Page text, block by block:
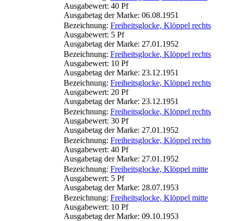
Ausgabewert: 40 Pf
Ausgabetag der Marke: 06.08.1951
Bezeichnung: Freiheitsglocke, Klöppel rechts
Ausgabewert: 5 Pf
Ausgabetag der Marke: 27.01.1952
Bezeichnung: Freiheitsglocke, Klöppel rechts
Ausgabewert: 10 Pf
Ausgabetag der Marke: 23.12.1951
Bezeichnung: Freiheitsglocke, Klöppel rechts
Ausgabewert: 20 Pf
Ausgabetag der Marke: 23.12.1951
Bezeichnung: Freiheitsglocke, Klöppel rechts
Ausgabewert: 30 Pf
Ausgabetag der Marke: 27.01.1952
Bezeichnung: Freiheitsglocke, Klöppel rechts
Ausgabewert: 40 Pf
Ausgabetag der Marke: 27.01.1952
Bezeichnung: Freiheitsglocke, Klöppel mitte
Ausgabewert: 5 Pf
Ausgabetag der Marke: 28.07.1953
Bezeichnung: Freiheitsglocke, Klöppel mitte
Ausgabewert: 10 Pf
Ausgabetag der Marke: 09.10.1953